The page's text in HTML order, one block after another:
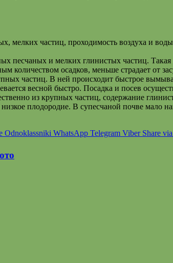
мелких частиц, проходимость воздуха и
песчаных и мелких глинистых частиц.
количеством осадков, меньше страдает от
частиц. В ней происходит быстрое
весной быстро. Посадка и посев
из крупных частиц, содержание
плодородие. В супесчаной почве мало
Odnoklassniki WhatsApp Telegram Viber Share